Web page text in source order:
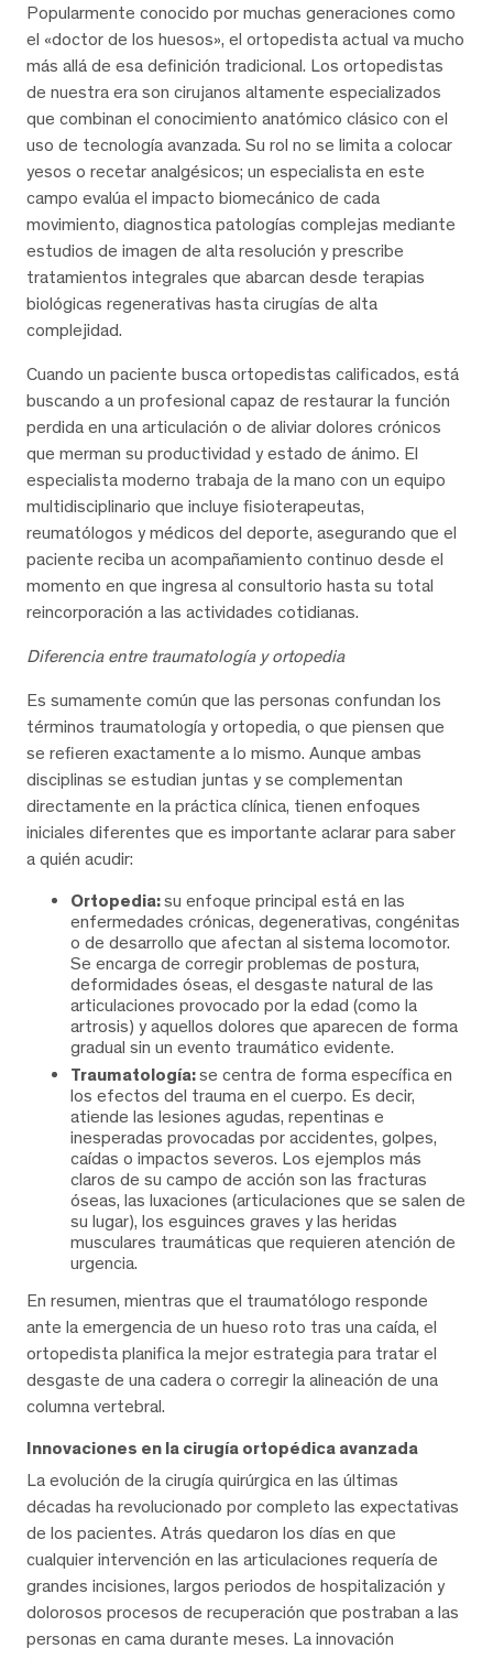
Popularmente conocido por muchas generaciones como
el «doctor de los huesos», el ortopedista actual va mucho
más allá de esa definición tradicional. Los ortopedistas
de nuestra era son cirujanos altamente especializados
que combinan el conocimiento anatómico clásico con el
uso de tecnología avanzada. Su rol no se limita a colocar
yesos o recetar analgésicos; un especialista en este
campo evalúa el impacto biomecánico de cada
movimiento, diagnostica patologías complejas mediante
estudios de imagen de alta resolución y prescribe
tratamientos integrales que abarcan desde terapias
biológicas regenerativas hasta cirugías de alta
complejidad.
Cuando un paciente busca ortopedistas calificados, está
buscando a un profesional capaz de restaurar la función
perdida en una articulación o de aliviar dolores crónicos
que merman su productividad y estado de ánimo. El
especialista moderno trabaja de la mano con un equipo
multidisciplinario que incluye fisioterapeutas,
reumatólogos y médicos del deporte, asegurando que el
paciente reciba un acompañamiento continuo desde el
momento en que ingresa al consultorio hasta su total
reincorporación a las actividades cotidianas.
Diferencia entre traumatología y ortopedia
Es sumamente común que las personas confundan los
términos traumatología y ortopedia, o que piensen que
se refieren exactamente a lo mismo. Aunque ambas
disciplinas se estudian juntas y se complementan
directamente en la práctica clínica, tienen enfoques
iniciales diferentes que es importante aclarar para saber
a quién acudir:
Ortopedia:su enfoque principal está en las
enfermedades crónicas, degenerativas, congénitas
o de desarrollo que afectan al sistema locomotor.
Se encarga de corregir problemas de postura,
deformidades óseas, el desgaste natural de las
articulaciones provocado por la edad (como la
artrosis) y aquellos dolores que aparecen de forma
gradual sin un evento traumático evidente.
Traumatología:se centra de forma específica en
los efectos del trauma en el cuerpo. Es decir,
atiende las lesiones agudas, repentinas e
inesperadas provocadas por accidentes, golpes,
caídas o impactos severos. Los ejemplos más
claros de su campo de acción son las fracturas
óseas, las luxaciones (articulaciones que se salen de
su lugar), los esguinces graves y las heridas
musculares traumáticas que requieren atención de
urgencia.
En resumen, mientras que el traumatólogo responde
ante la emergencia de un hueso roto tras una caída, el
ortopedista planifica la mejor estrategia para tratar el
desgaste de una cadera o corregir la alineación de una
columna vertebral.
Innovaciones en la cirugía ortopédica avanzada
La evolución de la cirugía quirúrgica en las últimas
décadas ha revolucionado por completo las expectativas
de los pacientes. Atrás quedaron los días en que
cualquier intervención en las articulaciones requería de
grandes incisiones, largos periodos de hospitalización y
dolorosos procesos de recuperación que postraban a las
personas en cama durante meses. La innovación